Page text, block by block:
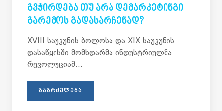
ᲒᲕᲭᲘᲠᲓᲔᲑᲐ ᲗᲣ ᲐᲠᲐ ᲓᲔᲛᲐᲠᲙᲔᲢᲘᲜᲒᲘ
ᲒᲐᲠᲔᲛᲝᲡ ᲒᲐᲓᲐᲡᲐᲠᲩᲔᲜᲐᲓ?
XVIII საუკუნის ბოლოსა და XIX საუკუნის
დასაწყისში მომხდარმა ინდუსტრიულმა
რევოლუციამ...
ᲒᲐᲒᲠᲫᲔᲚᲔᲑᲐ